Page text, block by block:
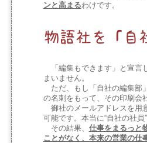
ンと高まるわけです。
「編集もできます」と宣言
まいません。
ただ、もし「自社の編集部
の名刺をもって、その印刷会
御社のメールアドレスを用
可能です。本当に“自社の社
その結果、 仕事をまるっと
ことがなく、本来の営業の仕